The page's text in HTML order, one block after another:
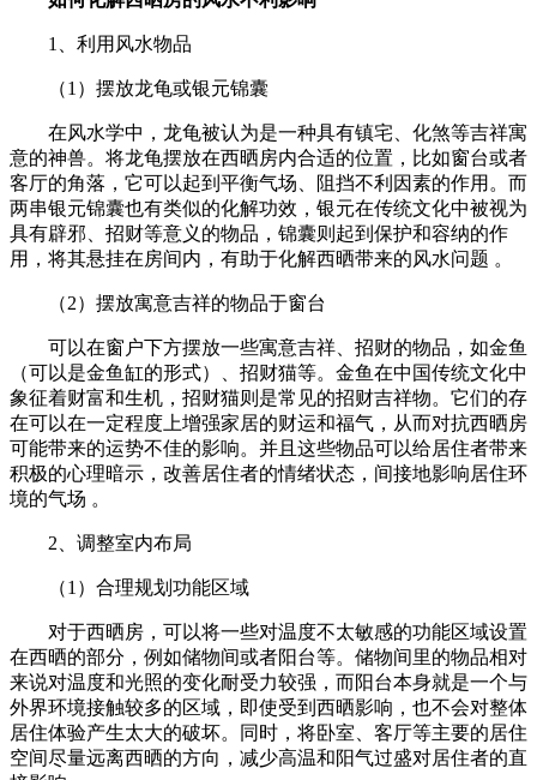
1、利用风水物品
（1）摆放龙龟或银元锦囊
在风水学中，龙龟被认为是一种具有镇宅、化煞等吉祥寓
意的神兽。将龙龟摆放在西晒房内合适的位置，比如窗台或者
客厅的角落，它可以起到平衡气场、阻挡不利因素的作用。而
两串银元锦囊也有类似的化解功效，银元在传统文化中被视为
具有辟邪、招财等意义的物品，锦囊则起到保护和容纳的作
用，将其悬挂在房间内，有助于化解西晒带来的风水问题 。
（2）摆放寓意吉祥的物品于窗台
可以在窗户下方摆放一些寓意吉祥、招财的物品，如金鱼
（可以是金鱼缸的形式）、招财猫等。金鱼在中国传统文化中
象征着财富和生机，招财猫则是常见的招财吉祥物。它们的存
在可以在一定程度上增强家居的财运和福气，从而对抗西晒房
可能带来的运势不佳的影响。并且这些物品可以给居住者带来
积极的心理暗示，改善居住者的情绪状态，间接地影响居住环
境的气场 。
2、调整室内布局
（1）合理规划功能区域
对于西晒房，可以将一些对温度不太敏感的功能区域设置
在西晒的部分，例如储物间或者阳台等。储物间里的物品相对
来说对温度和光照的变化耐受力较强，而阳台本身就是一个与
外界环境接触较多的区域，即使受到西晒影响，也不会对整体
居住体验产生太大的破坏。同时，将卧室、客厅等主要的居住
空间尽量远离西晒的方向，减少高温和阳气过盛对居住者的直